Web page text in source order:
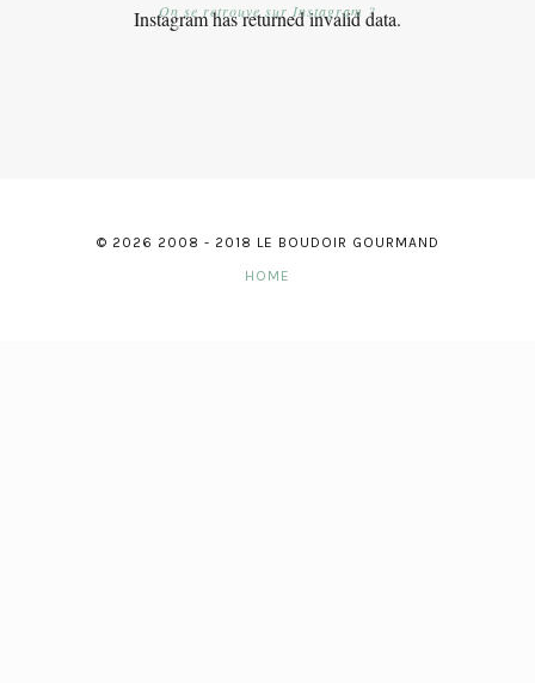
Instagram has returned invalid data.
On se retrouve sur Instagram ?
© 2026 2008 - 2018 LE BOUDOIR GOURMAND
HOME